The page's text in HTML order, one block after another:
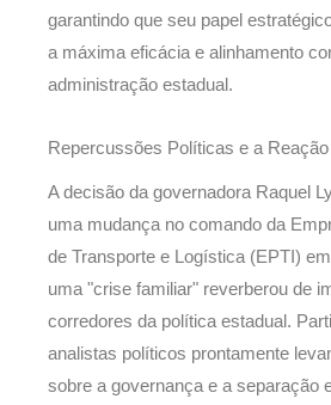
garantindo que seu papel
a máxima eficácia e alinhamento
administração estadual.
Repercussões Políticas e a
A decisão da governadora Raquel
uma mudança no comando da
de Transporte e Logística (EPTI)
uma "crise familiar" reverberou de
corredores da política estadual.
analistas políticos prontamente
sobre a governança e a separação